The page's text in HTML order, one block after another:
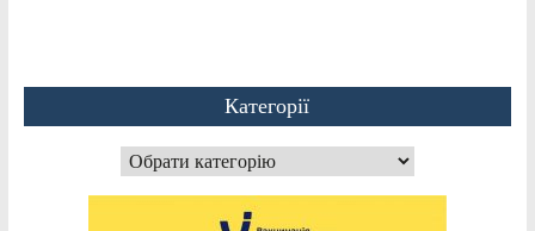
Категорії
Категорії